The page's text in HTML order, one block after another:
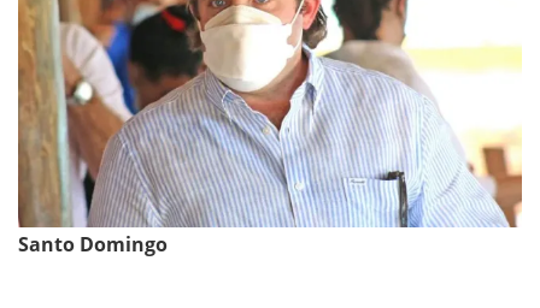
Santo Domingo